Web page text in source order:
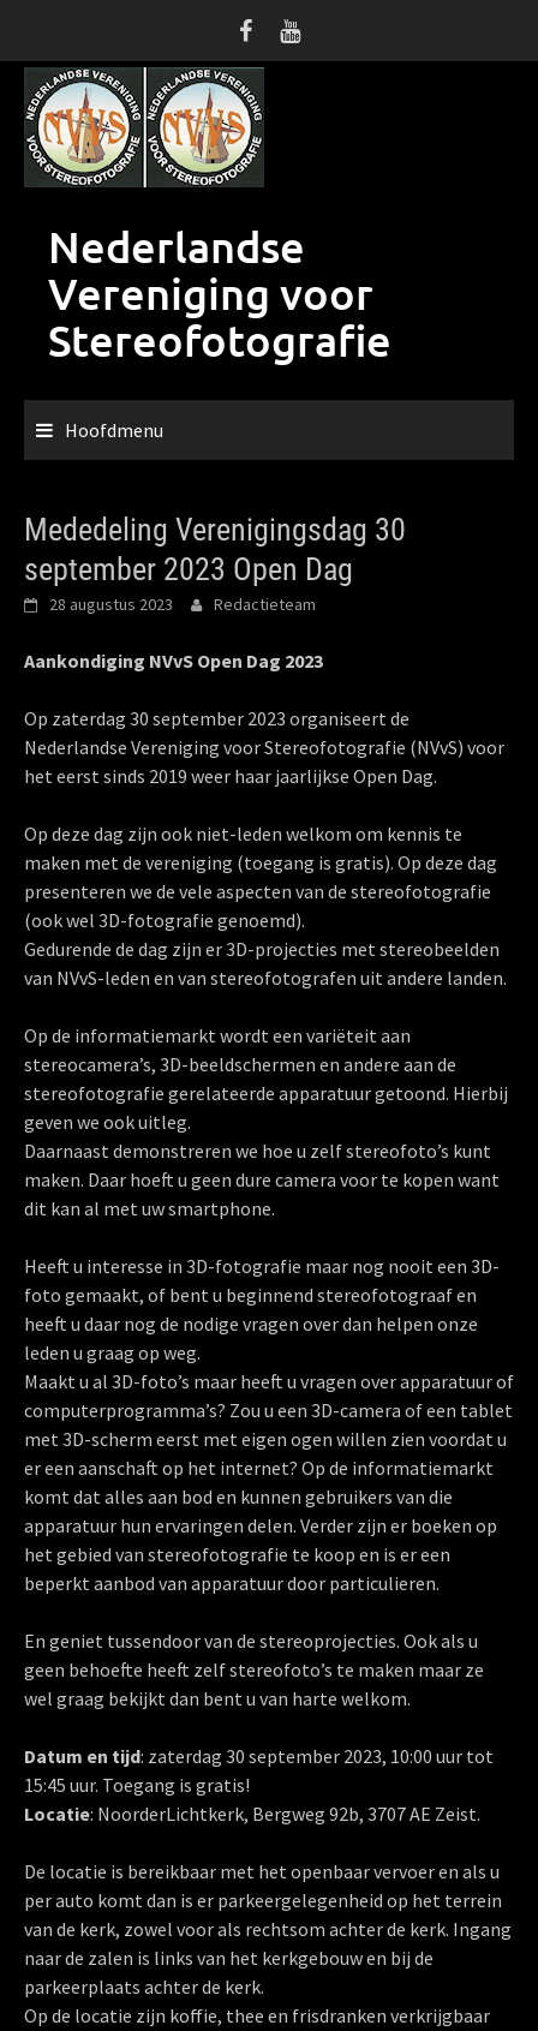
inhoud
Nederlandse
Vereniging voor
Stereofotografie
Hoofdmenu
Mededeling Verenigingsdag 30
september 2023 Open Dag
28 augustus 2023 Redactieteam
Aankondiging NVvS Open Dag 2023
Op zaterdag 30 september 2023 organiseert de
Nederlandse Vereniging voor Stereofotografie (NVvS) voor
het eerst sinds 2019 weer haar jaarlijkse Open Dag.
Op deze dag zijn ook niet-leden welkom om kennis te
maken met de vereniging (toegang is gratis). Op deze dag
presenteren we de vele aspecten van de stereofotografie
(ook wel 3D-fotografie genoemd).
Gedurende de dag zijn er 3D-projecties met stereobeelden
van NVvS-leden en van stereofotografen uit andere landen.
Op de informatiemarkt wordt een variëteit aan
stereocamera’s, 3D-beeldschermen en andere aan de
stereofotografie gerelateerde apparatuur getoond. Hierbij
geven we ook uitleg.
Daarnaast demonstreren we hoe u zelf stereofoto’s kunt
maken. Daar hoeft u geen dure camera voor te kopen want
dit kan al met uw smartphone.
Heeft u interesse in 3D-fotografie maar nog nooit een 3D-
foto gemaakt, of bent u beginnend stereofotograaf en
heeft u daar nog de nodige vragen over dan helpen onze
leden u graag op weg.
Maakt u al 3D-foto’s maar heeft u vragen over apparatuur of
computerprogramma’s? Zou u een 3D-camera of een tablet
met 3D-scherm eerst met eigen ogen willen zien voordat u
er een aanschaft op het internet? Op de informatiemarkt
komt dat alles aan bod en kunnen gebruikers van die
apparatuur hun ervaringen delen. Verder zijn er boeken op
het gebied van stereofotografie te koop en is er een
beperkt aanbod van apparatuur door particulieren.
En geniet tussendoor van de stereoprojecties. Ook als u
geen behoefte heeft zelf stereofoto’s te maken maar ze
wel graag bekijkt dan bent u van harte welkom.
Datum en tijd: zaterdag 30 september 2023, 10:00 uur tot
15:45 uur. Toegang is gratis!
Locatie: NoorderLichtkerk, Bergweg 92b, 3707 AE Zeist.
De locatie is bereikbaar met het openbaar vervoer en als u
per auto komt dan is er parkeergelegenheid op het terrein
van de kerk, zowel voor als rechtsom achter de kerk. Ingang
naar de zalen is links van het kerkgebouw en bij de
parkeerplaats achter de kerk.
Op de locatie zijn koffie, thee en frisdranken verkrijgbaar